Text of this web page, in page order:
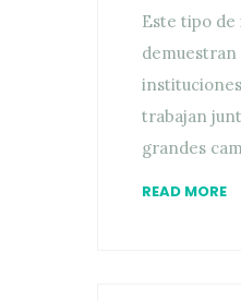
Este tipo
demuestran
trabajan
grandes
READ MORE